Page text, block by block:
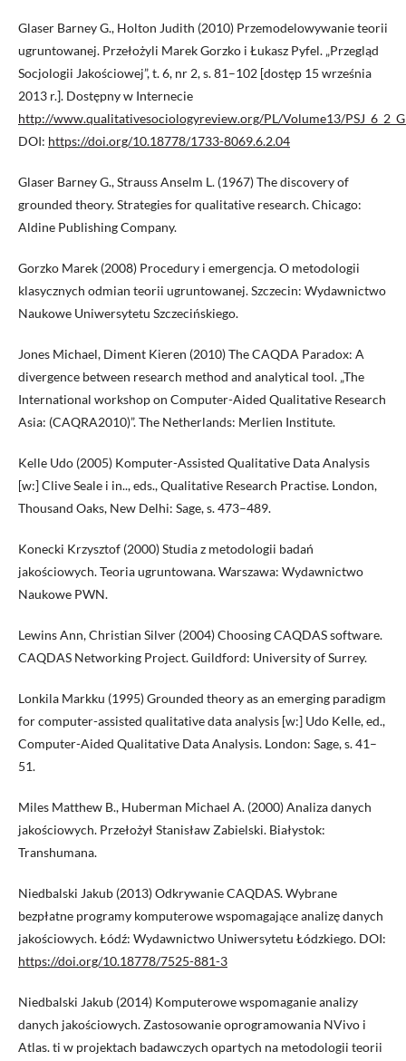
Glaser Barney G., Holton Judith (2010) Przemodelowywanie teorii
ugruntowanej. Przełożyli Marek Gorzko i Łukasz Pyfel. „Przegląd
Socjologii Jakościowej”, t. 6, nr 2, s. 81–102 [dostęp 15 września
2013 r.]. Dostępny w Internecie
http://www.qualitativesociologyreview.org/PL/Volume13/
DOI: https://doi.org/10.18778/1733-8069.6.2.04
Glaser Barney G., Strauss Anselm L. (1967) The discovery of
grounded theory. Strategies for qualitative research. Chicago:
Aldine Publishing Company.
Gorzko Marek (2008) Procedury i emergencja. O metodologii
klasycznych odmian teorii ugruntowanej. Szczecin: Wydawnictwo
Naukowe Uniwersytetu Szczecińskiego.
Jones Michael, Diment Kieren (2010) The CAQDA Paradox: A
divergence between research method and analytical tool. „The
International workshop on Computer-Aided Qualitative Research
Asia: (CAQRA2010)”. The Netherlands: Merlien Institute.
Kelle Udo (2005) Komputer-Assisted Qualitative Data Analysis
[w:] Clive Seale i in.., eds., Qualitative Research Practise. London,
Thousand Oaks, New Delhi: Sage, s. 473–489.
Konecki Krzysztof (2000) Studia z metodologii badań
jakościowych. Teoria ugruntowana. Warszawa: Wydawnictwo
Naukowe PWN.
Lewins Ann, Christian Silver (2004) Choosing CAQDAS software.
CAQDAS Networking Project. Guildford: University of Surrey.
Lonkila Markku (1995) Grounded theory as an emerging paradigm
for computer-assisted qualitative data analysis [w:] Udo Kelle, ed.,
Computer-Aided Qualitative Data Analysis. London: Sage, s. 41–
51.
Miles Matthew B., Huberman Michael A. (2000) Analiza danych
jakościowych. Przełożył Stanisław Zabielski. Białystok:
Transhumana.
Niedbalski Jakub (2013) Odkrywanie CAQDAS. Wybrane
bezpłatne programy komputerowe wspomagające analizę danych
jakościowych. Łódź: Wydawnictwo Uniwersytetu Łódzkiego. DOI:
https://doi.org/10.18778/7525-881-3
Niedbalski Jakub (2014) Komputerowe wspomaganie analizy
danych jakościowych. Zastosowanie oprogramowania NVivo i
Atlas. ti w projektach badawczych opartych na metodologii teorii